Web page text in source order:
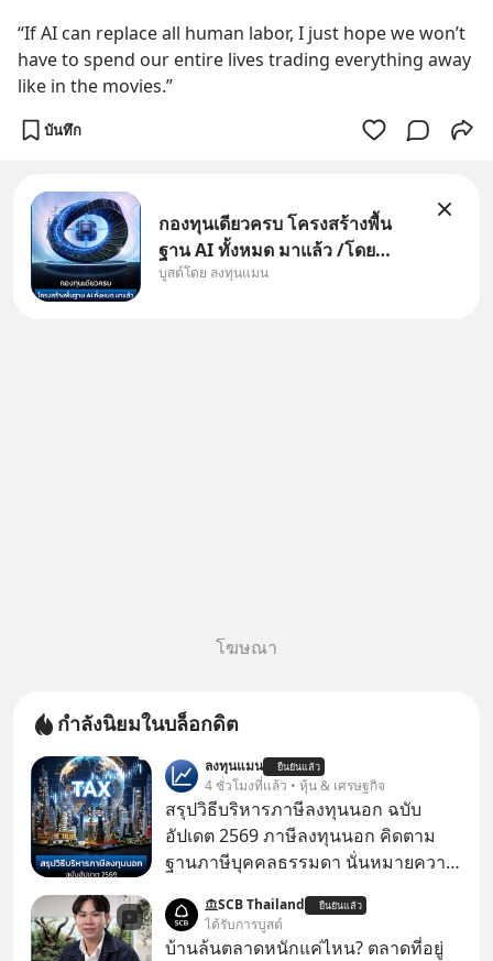
“If AI can replace all human labor, I just hope we won’t
have to spend our entire lives trading everything away
like in the movies.”
บันทึก
กองทุนเดียวครบ โครงสร้างพื้น
ฐาน AI ทั้งหมด มาแล้ว /โดย
ลงทุนแมน AI Supercycle คือช่วง
บูสต์โดย ลงทุนแมน
โฆษณา
กำลังนิยมในบล็อกดิต
ลงทุนแมน ยืนยันแล้ว
4 ชั่วโมงที่แล้ว • หุ้น & เศรษฐกิจ
สรุปวิธีบริหารภาษีลงทุนนอก ฉบับ
อัปเดต 2569 ภาษีลงทุนนอก คิดตาม
ฐานภาษีบุคคลธรรมดา นั่นหมายความ
SCB Thailand ยืนยันแล้ว
ได้รับการบูสต์
บ้านล้นตลาดหนักแค่ไหน? ตลาดที่อยู่